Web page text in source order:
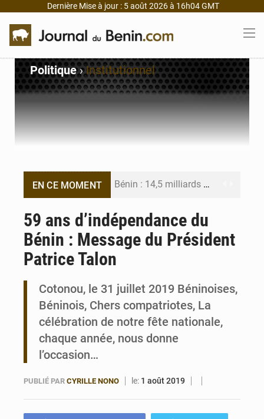
Dernière Mise à jour : 5 août 2026 à 16h04 GMT
Politique›Institutionnel
EN CE MOMENT Bénin : 14,5 milliards de dollars pour faire de la CDN 3.0 un bouclier économique
FÉBÉBOXE : la gouvernance, premier combat de la mandature 2026-2030
Noyade tragique à Kalalé : 2 enfants perdent la vie à Gawézi
59 ans d’indépendance du
Bénin : Message du Président
Patrice Talon
Cotonou, le 31 juillet 2019 Béninoises,
Béninois, Chers compatriotes, La
célébration de notre fête nationale,
chaque année, nous donne
l’occasion…
PUBLIÉ PAR CYRILLE NONO le: 1 août 2019